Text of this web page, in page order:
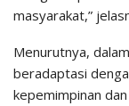
masyarakat,”
Menurutnya,
beradaptasi
kepemimpinan